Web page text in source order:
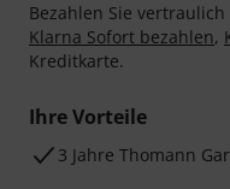
Bezahlen Sie
Klarna Sofort bezahlen,
Kreditkarte.
Ihre Vorteile
3 Jahre Thomann